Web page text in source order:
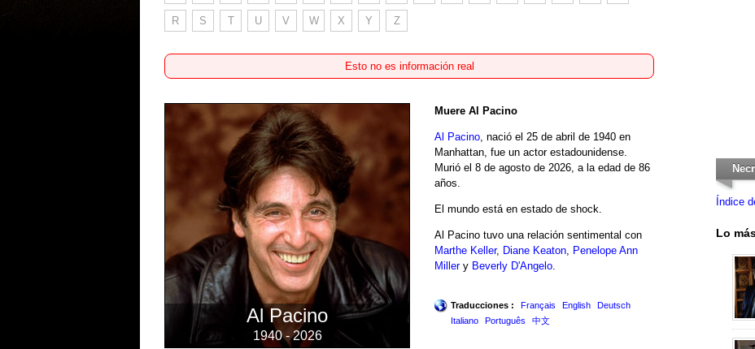
R S T U V W X Y Z
Esto no es información real
Al Pacino
1940 - 2026
Muere Al Pacino
Al Pacino , nació el 25 de abril de 1940 en
Manhattan, fue un actor estadounidense.
Murió el 8 de agosto de 2026, a la edad de 86
años.
El mundo está en estado de shock.
Al Pacino tuvo una relación sentimental con
Marthe Keller, Diane Keaton
Penelope Ann
Millery Beverly D'Angelo
Traducciones : Français English
Deutsch
Italiano
Português 中文
Índice
Lo